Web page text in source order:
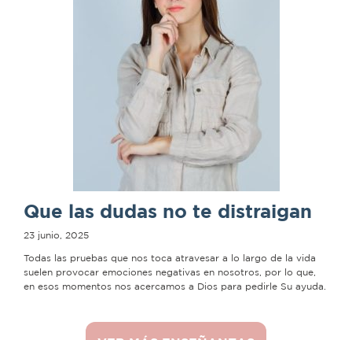
Que las dudas no te distraigan
23 junio, 2025
Todas las pruebas que nos toca atravesar a lo largo de la vida
suelen provocar emociones negativas en nosotros, por lo que,
en esos momentos nos acercamos a Dios para pedirle Su ayuda.